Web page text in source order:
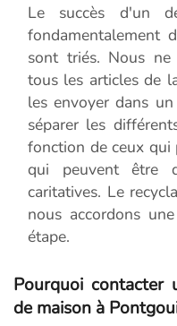
Le succès d'un
fondamentalement
sont triés. Nous
tous les articles de
les envoyer dans
séparer les
fonction de ceux qui
qui peuvent être
caritatives. Le
nous accordons
étape.
Pourquoi contacter
de maison à